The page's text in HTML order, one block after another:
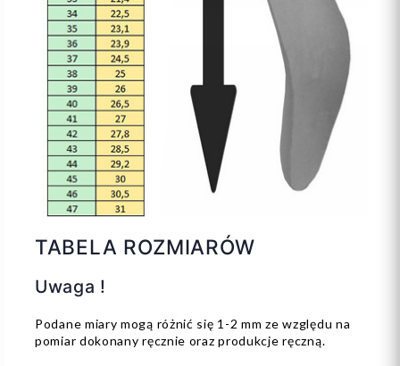
TABELA ROZMIARÓW
Uwaga !
Podane miary mogą różnić się 1-2 mm ze względu na
pomiar dokonany ręcznie oraz produkcje ręczną.